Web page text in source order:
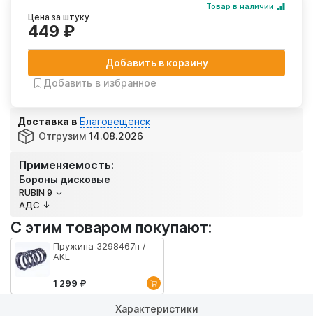
Применяемость:
Бороны дисковые
RUBIN 9
АДС
Товар в наличии
Цена за штуку
449 ₽
Добавить в корзину
Добавить в избранное
Доставка в Благовещенск
Отгрузим 14.08.2026
С этим товаром покупают:
Пружина 3298467н /
AKL
1 299 ₽
Характеристики